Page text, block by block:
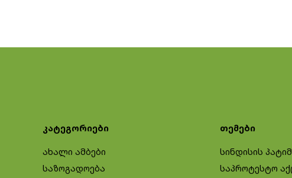
კატეგორიები
ახალი ამბები
საზოგადოება
თემები
სინდისის
საპროტესტო